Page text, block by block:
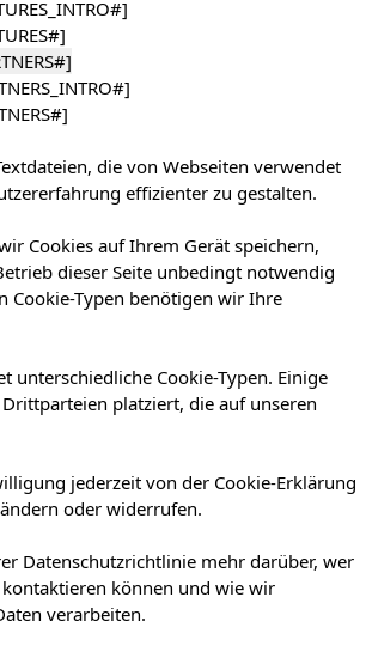
die von Webseiten verwendet
effizienter zu gestalten.
Cookies auf Ihrem Gerät speichern,
dieser Seite unbedingt notwendig
Cookie-Typen benötigen wir Ihre
unterschiedliche Cookie-Typen. Einige
platziert, die auf unseren
jederzeit von der Cookie-Erklärung
oder widerrufen.
Datenschutzrichtlinie mehr darüber, wer
können und wie wir
verarbeiten.